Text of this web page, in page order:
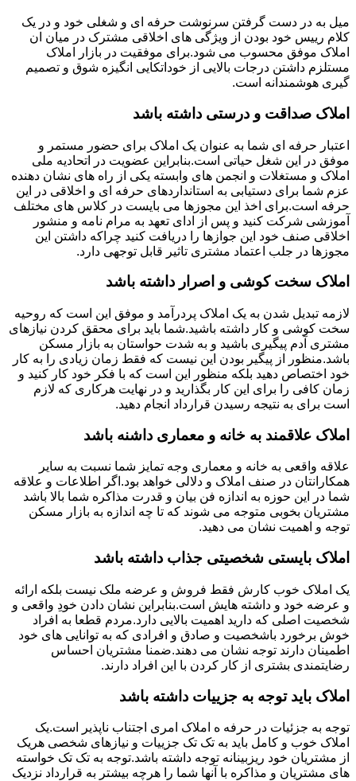
میل به در دست گرفتن سرنوشت حرفه ای و شغلی خود و در یک
کلام رییس خود بودن از ویژگی های اخلاقی مشترک در میان ان
املاک موفق محسوب می شود.برای موفقیت در بازار املاک
مستلزم داشتن درجات بالایی از خوداتکایی انگیزه شوق و تصمیم
گیری هوشمندانه است.
املاک صداقت و درستی داشته باشد
اعتبار حرفه ای شما به عنوان یک املاک برای حضور مستمر و
موفق در این شغل حیاتی است.بنابراین عضویت در اتحادیه ملی
املاک و مستغلات و انجمن های وابسته یکی از راه های نشان دهنده
عزم شما برای دستیابی به استانداردهای حرفه ای و اخلاقی در این
حرفه است.برای اخذ این مجوزها می بایست در کلاس های مختلف
آموزشی شرکت کنید و پس از ادای تعهد به مرام نامه و منشور
اخلاقی صنف خود این جوازها را دریافت کنید چراکه داشتن این
مجوزها در جلب اعتماد مشتری تاثیر قابل توجهی دارد.
املاک سخت کوشی و اصرار داشته باشد
لازمه تبدیل شدن به یک املاک پردرآمد و موفق این است که روحیه
سخت کوشی و کار داشته باشید.شما باید برای محقق کردن نیازهای
مشتری آدم پیگیری باشید و به شدت حواستان به بازار مسکن
باشد.منظور از پیگیر بودن این نیست که فقط زمان زیادی را به کار
خود اختصاص دهید بلکه منظور این است که با فکر خود کار کنید و
زمان کافی را برای این کار بگذارید و در نهایت هرکاری که لازم
است برای به نتیجه رسیدن قرارداد انجام دهید.
املاک علاقمند به خانه و معماری داشنه باشد
علاقه واقعی به خانه و معماری وجه تمایز شما نسبت به سایر
همکارانتان در صنف املاک و دلالی خواهد بود.اگر اطلاعات و علاقه
شما در این حوزه به اندازه فن بیان و قدرت مذاکره شما بالا باشد
مشتریان بخوبی متوجه می شوند که تا چه اندازه به بازار مسکن
توجه و اهمیت نشان می دهید.
املاک بایستی شخصیتی جذاب داشته باشد
یک املاک خوب کارش فقط فروش و عرضه ملک نیست بلکه ارائه
و عرضه خود و داشته هایش است.بنابراین نشان دادن خودِ واقعی و
شخصیت اصلی که دارید اهمیت بالایی دارد.مردم قطعا به افراد
خوش برخورد باشخصیت و صادق و افرادی که به توانایی های خود
اطمینان دارند توجه نشان می دهند.ضمنا مشتریان احساس
رضایتمندی بشتری از کار کردن با این افراد دارند.
املاک باید توجه به جزییات داشته باشد
توجه به جزئیات در حرفه ه املاک امری اجتناب ناپذیر است.یک
املاک خوب و کامل باید به تک تک جزییات و نیازهای شخصی هریک
از مشتریان خود ریزبینانه توجه داشته باشد.توجه به تک تک خواسته
های مشتریان و مذاکره با آنها شما را هرچه بیشتر به قرارداد نزدیک